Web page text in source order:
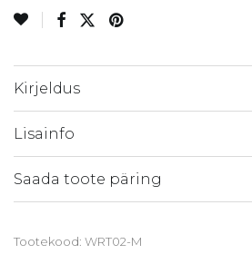
Kirjeldus
Lisainfo
Saada toote päring
Tootekood: WRT02-M